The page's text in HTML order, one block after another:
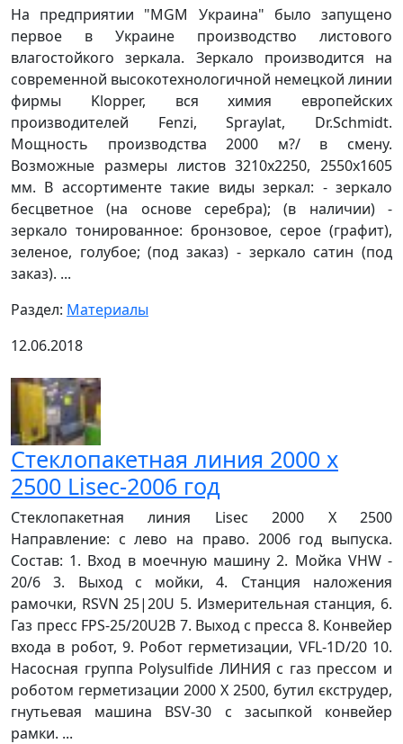
На предприятии "MGM Украина" было запущено
первое в Украине производство листового
влагостойкого зеркала. Зеркало производится на
современной высокотехнологичной немецкой линии
фирмы Klopper, вся химия европейских
производителей Fenzi, Spraylat, Dr.Schmidt.
Мощность производства 2000 м?/ в смену.
Возможные размеры листов 3210х2250, 2550х1605
мм. В ассортименте такие виды зеркал: - зеркало
бесцветное (на основе серебра); (в наличии) -
зеркало тонированное: бронзовое, серое (графит),
зеленое, голубое; (под заказ) - зеркало сатин (под
заказ). ...
Раздел: Материалы
12.06.2018
Стеклопакетная линия 2000 х
2500 Lisec-2006 год
Cтеклопакетная линия Lisec 2000 X 2500
Направление: с лево на право. 2006 год выпуска.
Состав: 1. Вход в моечную машину 2. Мойка VHW -
20/6 3. Выход с мойки, 4. Станция наложения
рамочки, RSVN 25|20U 5. Измерительная станция, 6.
Газ пресс FPS-25/20U2B 7. Выход с пресса 8. Конвейер
входа в робот, 9. Робот герметизации, VFL-1D/20 10.
Насосная группа Polysulfide ЛИНИЯ с газ прессом и
роботом герметизации 2000 Х 2500, бутил єкструдер,
гнутьевая машина BSV-30 с засыпкой конвейер
рамки. ...